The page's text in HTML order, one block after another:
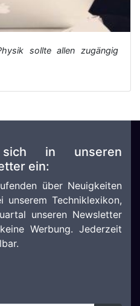
sollte allen zugängig
in unseren
ein:
über Neuigkeiten
unserem Techniklexikon,
unseren Newsletter
Werbung. Jederzeit